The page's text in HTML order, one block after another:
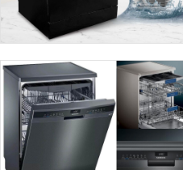
Máy được thiết kế với kiểu
sự chăm sóc của con
người dùng lựa chọn 2 chế
suất tiêu thụ vào mùa đông
xanh đầu vào.